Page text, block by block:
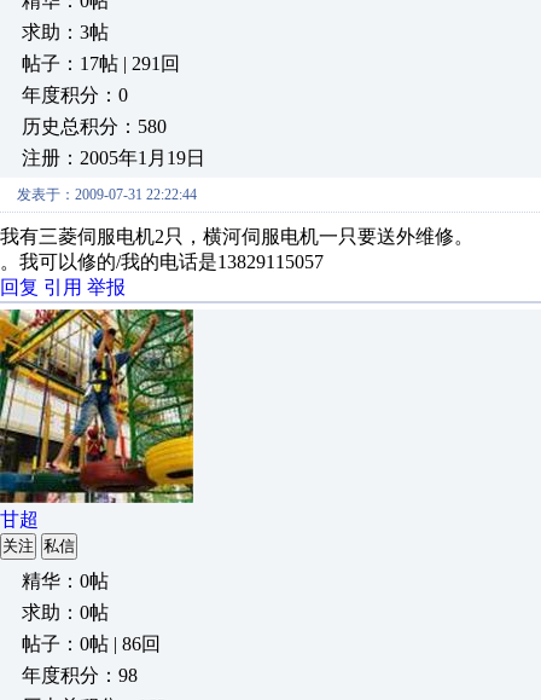
求助：3帖
帖子：17帖 | 291回
年度积分：0
历史总积分：580
注册：2005年1月19日
发表于：2009-07-31 22:22:44
我有三菱伺服电机2只，横河伺服电机一只要送外维修。
。我可以修的/我的电话是13829115057
回复 引用 举报
甘超
关注 私信
精华：0帖
求助：0帖
帖子：0帖 | 86回
年度积分：98